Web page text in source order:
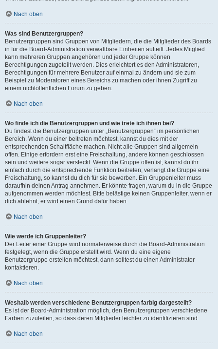
Nach oben
Was sind Benutzergruppen?
Benutzergruppen sind Gruppen von Mitgliedern, die die Mitglieder des Boards
in für die Board-Administration verwaltbare Einheiten aufteilt. Jedes Mitglied
kann mehreren Gruppen angehören und jeder Gruppe können
Berechtigungen zugeteilt werden. Dies erleichtert es den Administratoren,
Berechtigungen für mehrere Benutzer auf einmal zu ändern und sie zum
Beispiel zu Moderatoren eines Bereichs zu machen oder ihnen Zugriff zu
einem nichtöffentlichen Forum zu geben.
Nach oben
Wo finde ich die Benutzergruppen und wie trete ich ihnen bei?
Du findest die Benutzergruppen unter „Benutzergruppen“ im persönlichen
Bereich. Wenn du einer beitreten möchtest, kannst du dies mit der
entsprechenden Schaltfläche machen. Nicht alle Gruppen sind allgemein
offen. Einige erfordern erst eine Freischaltung, andere können geschlossen
sein und weitere sogar versteckt. Wenn die Gruppe offen ist, kannst du ihr
einfach durch die entsprechende Funktion beitreten; verlangt die Gruppe eine
Freischaltung, so kannst du dich für sie bewerben. Ein Gruppenleiter muss
daraufhin deinen Antrag annehmen. Er könnte fragen, warum du in die Gruppe
aufgenommen werden möchtest. Bitte belästige keinen Gruppenleiter, wenn er
dich ablehnt, er wird einen Grund dafür haben.
Nach oben
Wie werde ich Gruppenleiter?
Der Leiter einer Gruppe wird normalerweise durch die Board-Administration
festgelegt, wenn die Gruppe erstellt wird. Wenn du eine eigene
Benutzergruppe erstellen möchtest, dann solltest du einen Administrator
kontaktieren.
Nach oben
Weshalb werden verschiedene Benutzergruppen farbig dargestellt?
Es ist der Board-Administration möglich, den Benutzergruppen verschiedene
Farben zuzuteilen, so dass deren Mitglieder leichter zu identifizieren sind.
Nach oben